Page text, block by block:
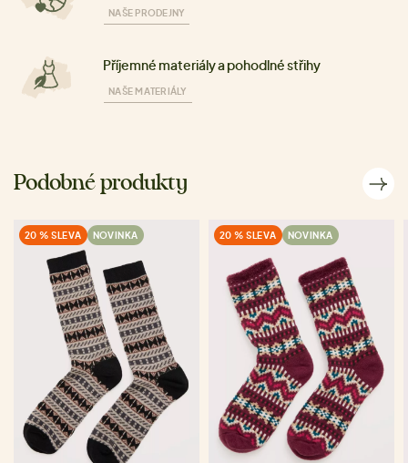
NAŠE PRODEJNY
Příjemné materiály a pohodlné střihy
NAŠE MATERIÁLY
Podobné produkty
20 % SLEVA NOVINKA 20 % SLEVA NOVINKA